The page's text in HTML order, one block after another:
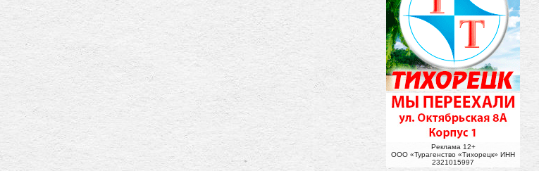
Реклама 12+
ООО «Турагенство «Тихорецк» ИНН
2321015997